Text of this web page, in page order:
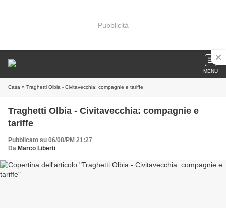
Pubblicità
MENU
Casa » Traghetti Olbia - Civitavecchia: compagnie e tariffe
Traghetti Olbia - Civitavecchia: compagnie e
tariffe
Pubblicato su 06/08/PM 21:27
Da Marco Liberti